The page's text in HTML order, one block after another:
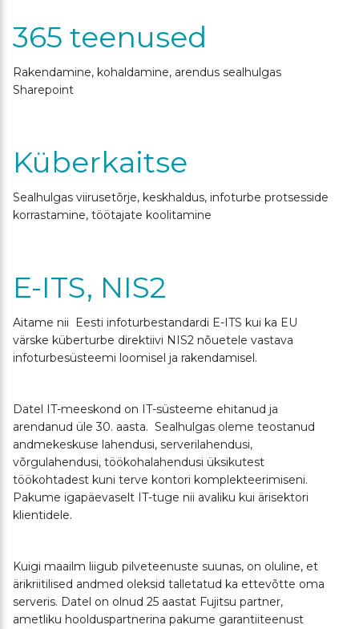
365 teenused
Rakendamine, kohaldamine, arendus sealhulgas
Sharepoint
Küberkaitse
Sealhulgas viirusetõrje, keskhaldus, infoturbe protsesside
korrastamine, töötajate koolitamine
E-ITS, NIS2
Aitame nii Eesti infoturbestandardi E-ITS kui ka EU
värske küberturbe direktiivi NIS2 nõuetele vastava
infoturbesüsteemi loomisel ja rakendamisel.
Datel IT-meeskond on IT-süsteeme ehitanud ja
arendanud üle 30. aasta. Sealhulgas oleme teostanud
andmekeskuse lahendusi, serverilahendusi,
võrgulahendusi, töökohalahendusi üksikutest
töökohtadest kuni terve kontori komplekteerimiseni.
Pakume igapäevaselt IT-tuge nii avaliku kui ärisektori
klientidele.
Kuigi maailm liigub pilveteenuste suunas, on oluline, et
ärikriitilised andmed oleksid talletatud ka ettevõtte oma
serveris. Datel on olnud 25 aastat Fujitsu partner,
ametliku hoolduspartnerina pakume garantiiteenust